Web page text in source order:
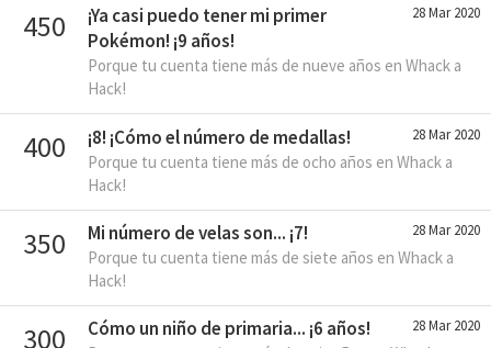
450 28 Mar 2020
¡Ya casi puedo tener mi primer
Pokémon! ¡9 años!
Porque tu cuenta tiene más de nueve años en Whack a
Hack!
400 28 Mar 2020
¡8! ¡Cómo el número de medallas!
Porque tu cuenta tiene más de ocho años en Whack a
Hack!
350 28 Mar 2020
Mi número de velas son... ¡7!
Porque tu cuenta tiene más de siete años en Whack a
Hack!
300 28 Mar 2020
Cómo un niño de primaria... ¡6 años!